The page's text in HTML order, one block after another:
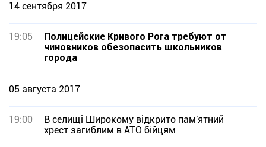
14 сентября 2017
19:05
Полицейские Кривого Рога требуют от
чиновников обезопасить школьников
города
05 августа 2017
19:00
В селищі Широкому відкрито пам'ятний
хрест загиблим в АТО бійцям